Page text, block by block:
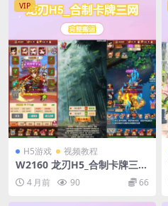
VIP
H5游戏 视频教程
W2160 龙刃H5_合制卡牌三网
H5回龙刃H5版_WIN学习手工
服务端_通用视频教程_GM授
权物品后台
4 月前 90 66